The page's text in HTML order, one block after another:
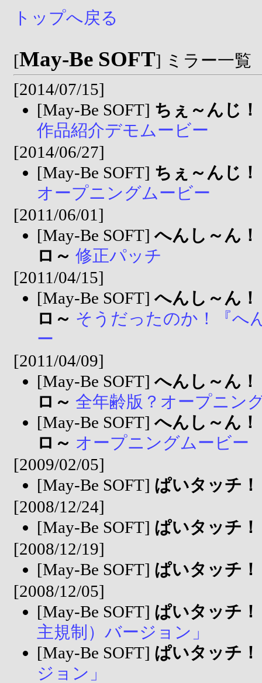
トップへ戻る
[May-Be SOFT] ミラー一覧
[2014/07/15]
[May-Be SOFT] ちぇ～んじ
作品紹介デモムービー
[2014/06/27]
[May-Be SOFT] ちぇ～んじ
オープニングムービー
[2011/06/01]
[May-Be SOFT]へんし～ん
ロ～ 修正パッチ
[2011/04/15]
[May-Be SOFT]へんし～ん
ロ～ そうだったのか！『へ
ー
[2011/04/09]
[May-Be SOFT]へんし～ん
ロ～ 全年齢版？オープニン
[May-Be SOFT]へんし～ん
ロ～ オープニングムービー
[2009/02/05]
[May-Be SOFT] ぱいタッチ！
[2008/12/24]
[May-Be SOFT] ぱいタッチ！
[2008/12/19]
[May-Be SOFT] ぱいタッチ！
[2008/12/05]
[May-Be SOFT] ぱいタッチ！
主規制）バージョン」
[May-Be SOFT] ぱいタッチ！
ジョン」